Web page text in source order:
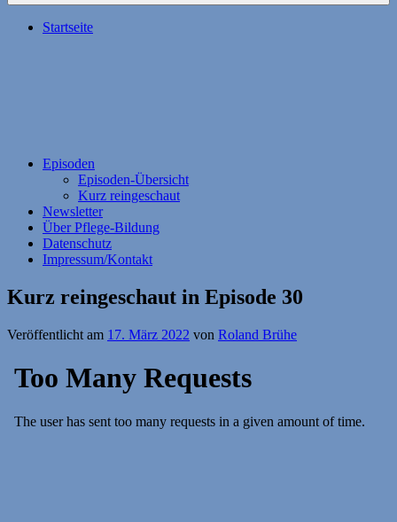
Startseite
Episoden
Episoden-Übersicht
Kurz reingeschaut
Newsletter
Über Pflege-Bildung
Datenschutz
Impressum/Kontakt
Kurz reingeschaut in Episode 30
Veröffentlicht am 17. März 2022 von Roland Brühe